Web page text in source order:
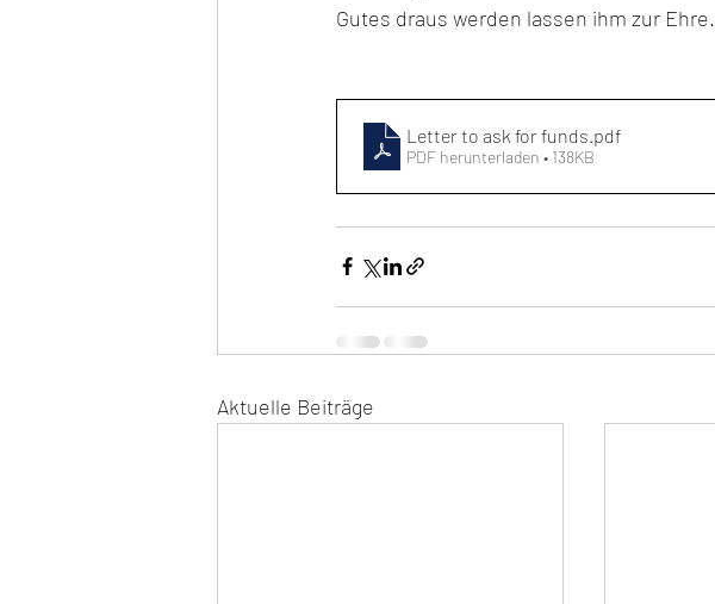
Gutes draus werden lassen ihm zur Ehre.
Letter to ask for funds.pdf
PDF herunterladen • 138KB
Aktuelle Beiträge